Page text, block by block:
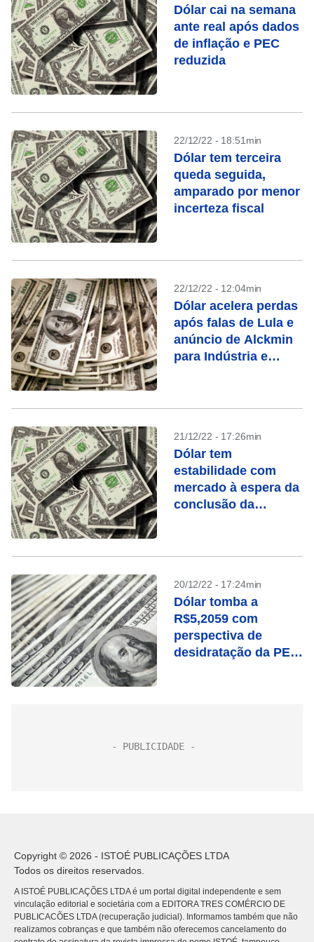
Dólar cai na semana
ante real após dados
de inflação e PEC
reduzida
22/12/22 - 18:51min
Dólar tem terceira
queda seguida,
amparado por menor
incerteza fiscal
22/12/22 - 12:04min
Dólar acelera perdas
após falas de Lula e
anúncio de Alckmin
para Indústria e
21/12/22 - 17:26min
Dólar tem
estabilidade com
mercado à espera da
conclusão da
20/12/22 - 17:24min
Dólar tomba a
R$5,2059 com
perspectiva de
desidratação da PEC
Copyright © 2026 - ISTOÉ PUBLICAÇÕES LTDA
Todos os direitos reservados.
A ISTOÉ PUBLICAÇÕES LTDA é um portal digital independente e sem
vinculação editorial e societária com a EDITORA TRES COMÉRCIO DE
PUBLICACÕES LTDA (recuperação judicial). Informamos também que não
realizamos cobranças e que também não oferecemos cancelamento do